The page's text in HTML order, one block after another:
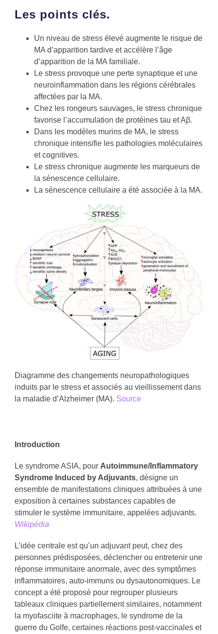
Les points clés.
Un niveau de stress élevé augmente le risque de
MA d’apparition tardive et accélère l’âge
d’apparition de la MA familiale.
Le stress provoque une perte synaptique et une
neuroinflammation dans les régions cérébrales
affectées par la MA.
Chez les rongeurs sauvages, le stress chronique
favorise l’accumulation de protéines tau et Aβ.
Dans les modèles murins de MA, le stress
chronique intensifie les pathologies moléculaires
et cognitives.
Le stress chronique augmente les marqueurs de
la sénescence cellulaire.
La sénescence cellulaire a été associée à la MA.
Diagramme des changements neuropathologiques
induits par le stress et associés au vieillissement dans
la maladie d’Alzheimer (MA). Source
Introduction
Le syndrome ASIA, pour Autoimmune/Inflammatory
Syndrome Induced by Adjuvants, désigne un
ensemble de manifestations cliniques attribuées à une
exposition à certaines substances capables de
stimuler le système immunitaire, appelées adjuvants.
Wikipédia
L’idée centrale est qu’un adjuvant peut, chez des
personnes prédisposées, déclencher ou entretenir une
réponse immunitaire anormale, avec des symptômes
inflammatoires, auto-immuns ou dysautonomiques. Le
concept a été proposé pour regrouper plusieurs
tableaux cliniques partiellement similaires, notamment
la myofasciite à macrophages, le syndrome de la
guerre du Golfe, certaines réactions post-vaccinales et